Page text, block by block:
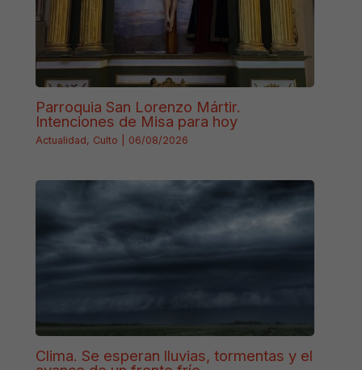
Parroquia San Lorenzo Mártir.
Intenciones de Misa para hoy
Actualidad, Culto 06/08/2026
Clima. Se esperan lluvias, tormentas y el